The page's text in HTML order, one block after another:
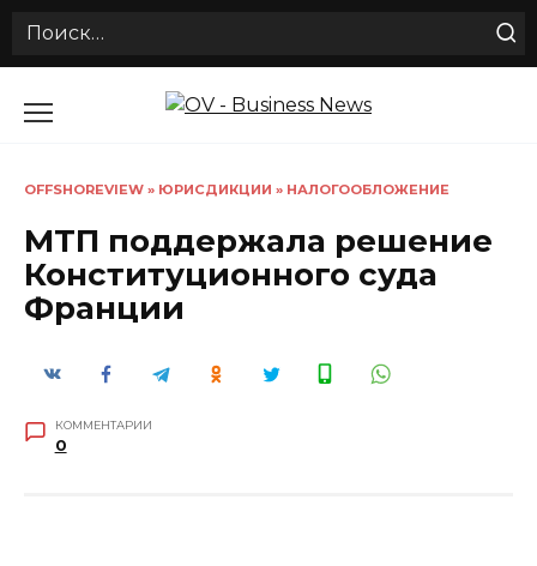
Search
OFFSHOREVIEW » ЮРИСДИКЦИИ » НАЛОГООБЛОЖЕНИЕ
МТП поддержала решение
Конституционного суда
Франции
КОММЕНТАРИИ
0